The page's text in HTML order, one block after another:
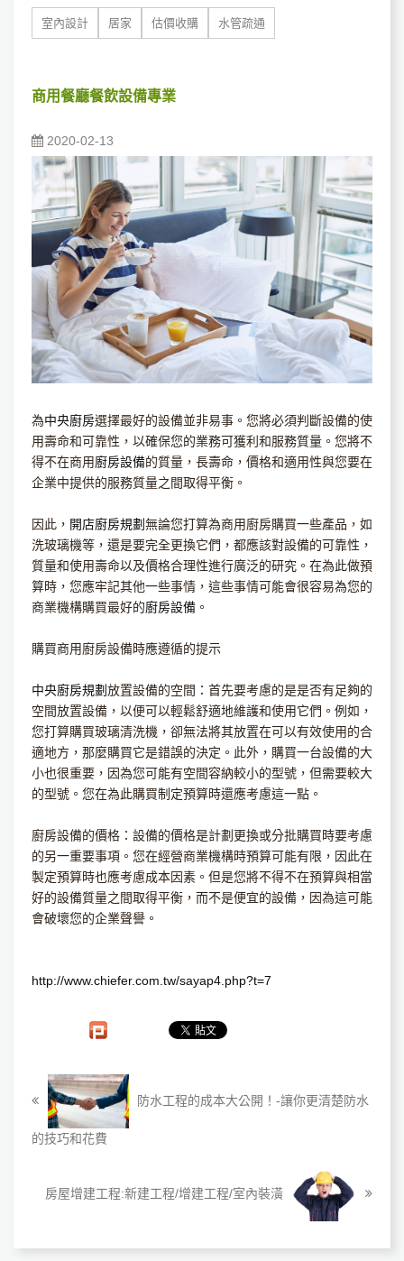
室內設計 居家 估價收購 水管疏通
商用餐廳餐飲設備專業
2020-02-13
為中央廚房選擇最好的設備並非易事。您將必須判斷設備的使
用壽命和可靠性，以確保您的業務可獲利和服務質量。您將不
得不在商用廚房設備的質量，長壽命，價格和適用性與您要在
企業中提供的服務質量之間取得平衡。
因此， 開店廚房規劃無論您打算為商用廚房購買一些產品，如
洗玻璃機等，還是要完全更換它們，都應該對設備的可靠性，
質量和使用壽命以及價格合理性進行廣泛的研究。在為此做預
算時，您應牢記其他一些事情，這些事情可能會很容易為您的
商業機構購買最好的廚房設備 。
購買商用廚房設備時應遵循的提示
中央廚房規劃放置設備的空間：首先要考慮的是是否有足夠的
空間放置設備，以便可以輕鬆舒適地維護和使用它們。例如，
您打算購買玻璃清洗機，卻無法將其放置在可以有效使用的合
適地方，那麼購買它是錯誤的決定。此外，購買一台設備的大
小也很重要，因為您可能有空間容納較小的型號，但需要較大
的型號。您在為此購買制定預算時還應考慮這一點。
廚房設備的價格：設備的價格是計劃更換或分批購買時要考慮
的另一重要事項。您在經營商業機構時預算可能有限，因此在
製定預算時也應考慮成本因素。但是您將不得不在預算與相當
好的設備質量之間取得平衡，而不是便宜的設備，因為這可能
會破壞您的企業聲譽。
http://www.chiefer.com.tw/sayap4.php?t=7
防水工程的成本大公開！-讓你更清楚防水
的技巧和花費
房屋增建工程:新建工程/增建工程/室內裝潢